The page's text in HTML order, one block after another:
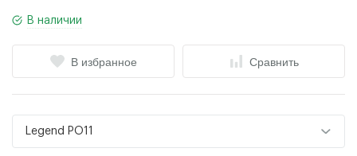
В наличии
В избранное Сравнить
Legend PO11